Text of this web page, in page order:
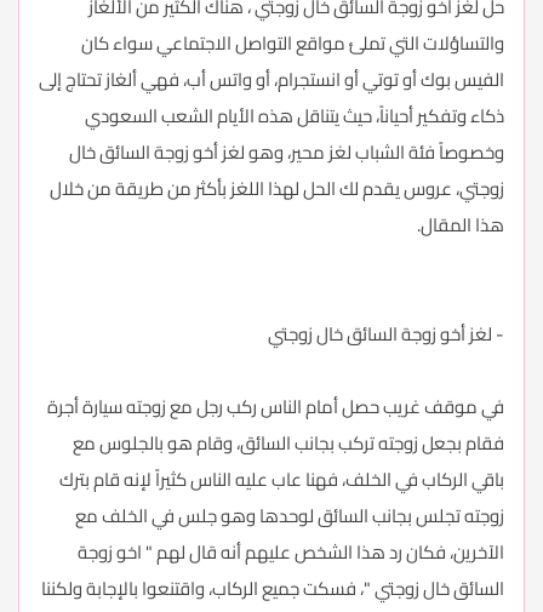
والتساؤلات التي تملئ مواقع التواصل الاجتماعي سواء كان
الفيس بوك أو توتي أو انستجرام، أو واتس أب، فهي ألغاز تحتاج إلى
ذكاء وتفكير أحياناً، حيث يتناقل هذه الأيام الشعب السعودي
وخصوصاً فئة الشباب لغز محير، وهو لغز أخو زوجة السائق خال
زوجتي، عروس يقدم لك الحل لهذا اللغز بأكثر من طريقة من خلال
هذا المقال.
- لغز أخو زوجة السائق خال زوجتي
في موقف غريب حصل أمام الناس ركب رجل مع زوجته سيارة أجرة
فقام بجعل زوجته تركب بجانب السائق، وقام هو بالجلوس مع
باقي الركاب في الخلف، فهنا عاب عليه الناس كثيراً لإنه قام بترك
زوجته تجلس بجانب السائق لوحدها وهو جلس في الخلف مع
الآخرين، فكان رد هذا الشخص عليهم أنه قال لهم " اخو زوجة
السائق خال زوجتي "، فسكت جميع الركاب، واقتنعوا بالإجابة ولكننا